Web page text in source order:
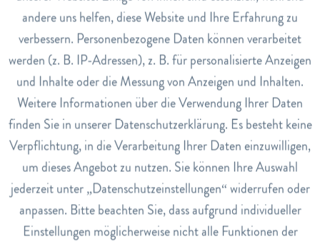
Schweiz, hergestellt in Deutschland.
Dosierung
Täglich 1 Kapsel mit etwas Flüssigkeit einnehmen.
Art.Nr.
3521171
EAN
7640121570452
Lagerbestand
Nährwerte
Marketing Inaktiv
Tracking Inaktiv
Service Inaktiv
andere uns helfen, diese Website und Ihre Erfahrung zu
verbessern. Personenbezogene Daten können verarbeitet
werden (z. B. IP-Adressen), z. B. für personalisierte Anzeigen
und Inhalte oder die Messung von Anzeigen und Inhalten.
Weitere Informationen über die Verwendung Ihrer Daten
finden Sie in unserer Datenschutzerklärung. Es besteht keine
Verpflichtung, in die Verarbeitung Ihrer Daten einzuwilligen,
um dieses Angebot zu nutzen. Sie können Ihre Auswahl
jederzeit unter „Datenschutzeinstellungen“ widerrufen oder
anpassen. Bitte beachten Sie, dass aufgrund individueller
Einstellungen möglicherweise nicht alle Funktionen der